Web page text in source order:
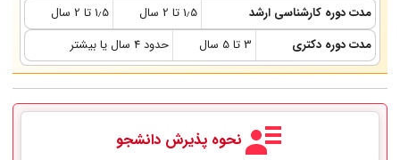
مدت دوره کارشناسی ارشد
1٫5 تا 2 سال
1٫5 تا 2 سال
مدت دوره دکتری
3 تا 5 سال حدود 4 سال یا بیشتر
نحوه پذیرش دانشجو